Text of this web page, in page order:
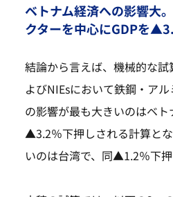
ベトナム経済への影響大
クターを中心にGDPを
結論から言えば、機械的な
よびNIEsにおいて鉄鋼・ア
の影響が最も大きいのはベ
▲3.2％下押しされる計算と
いのは台湾で、同▲1.2％下押